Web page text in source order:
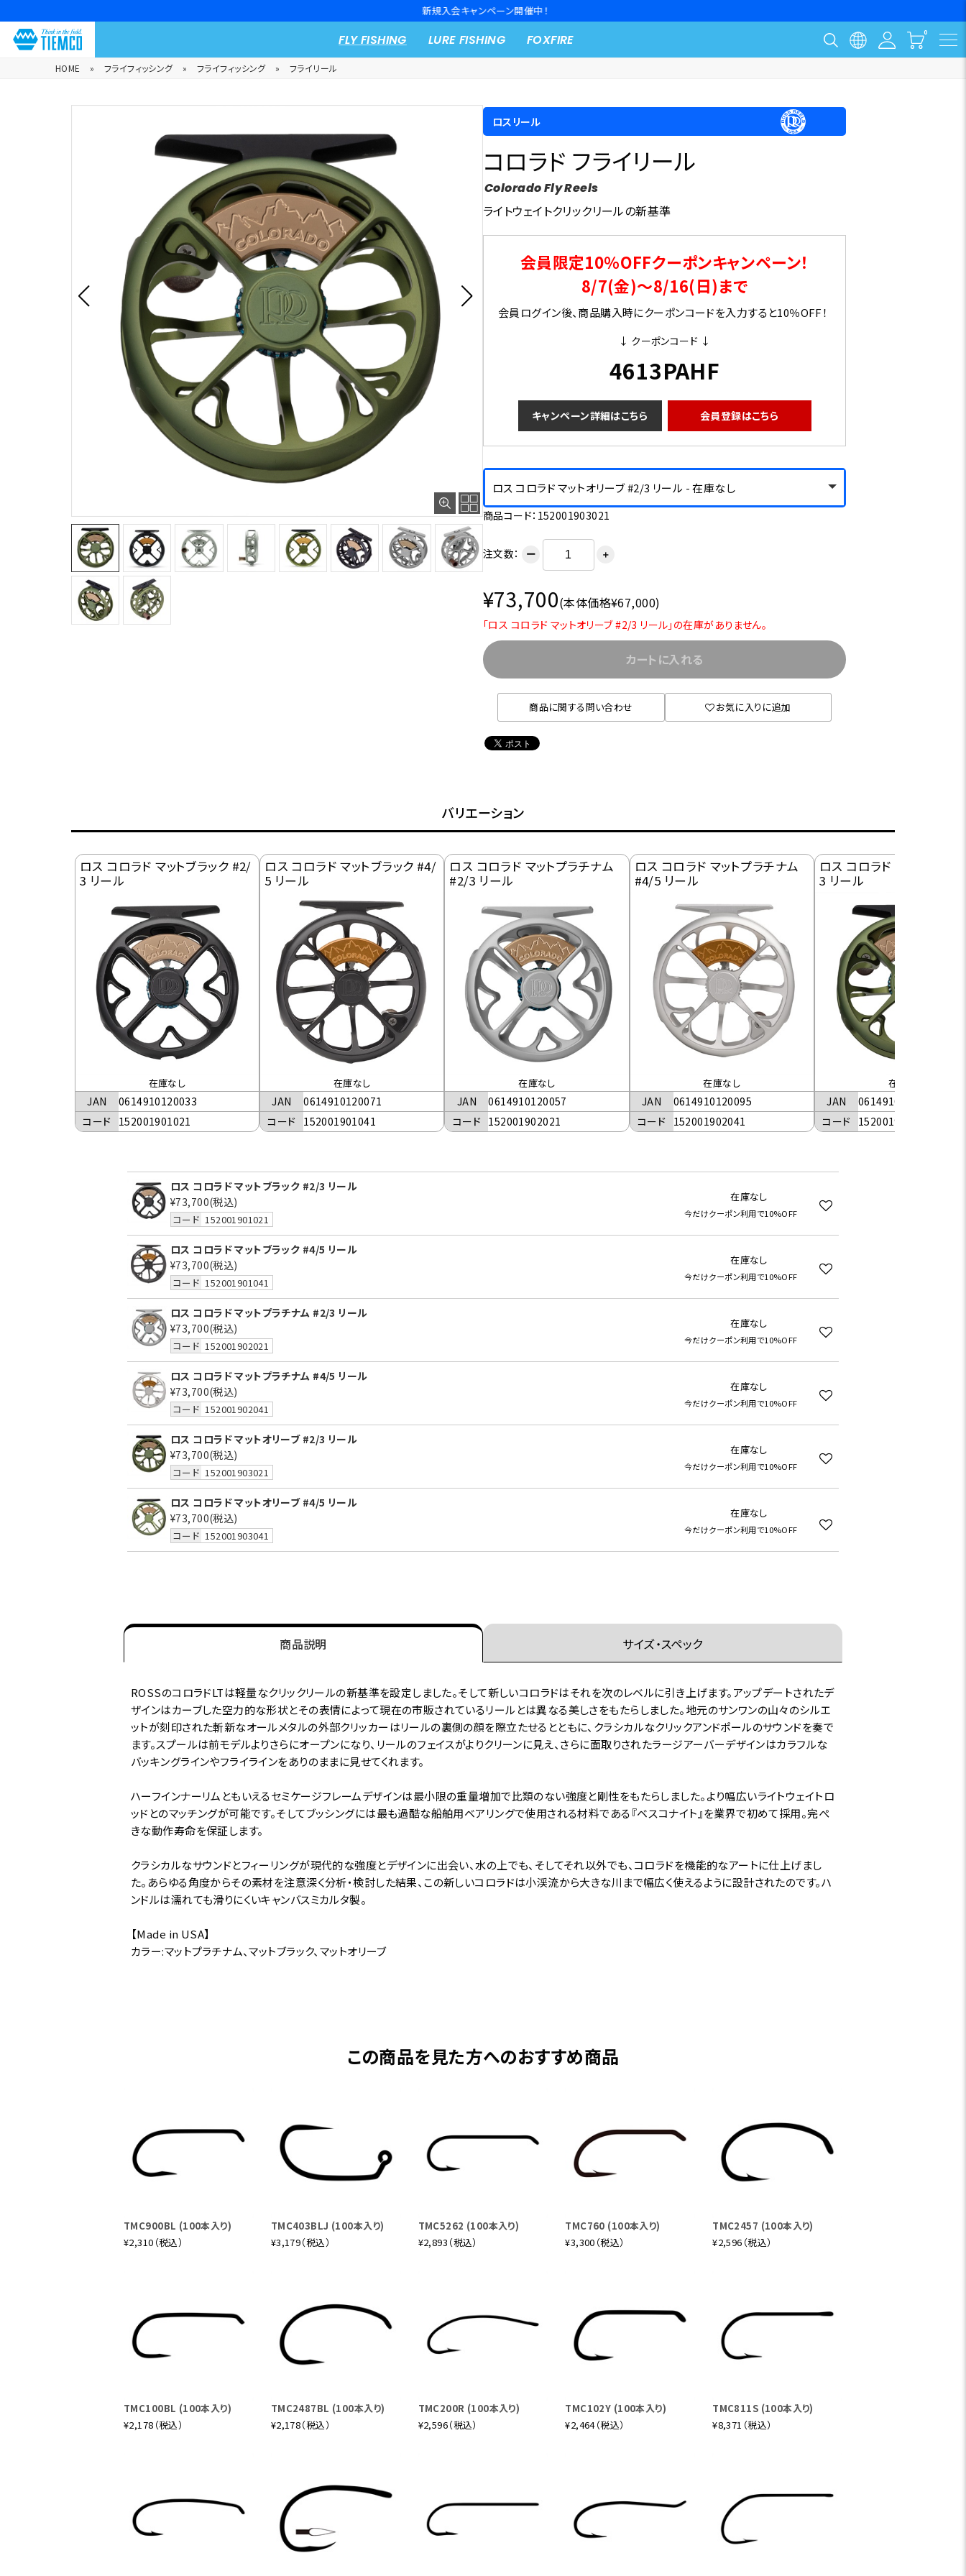
新規入会キャンペーン開催中！
FLY FISHING LURE FISHING FOXFIRE
HOME » フライフィッシング » フライフィッシング » フライリール
ロスリール
コロラド フライリール
Colorado Fly Reels
ライトウェイトクリックリールの新基準
会員限定10％OFFクーポンキャンペーン！
8/7(金)～8/16(日)まで
会員ログイン後、商品購入時にクーポンコードを入力すると10％OFF！
↓ クーポンコード ↓
4613PAHF
キャンペーン詳細はこちら 会員登録はこちら
ロス コロラド マットオリーブ #2/3 リール - 在庫なし
商品コード：152001903021
注文数： ー ＋
¥73,700(本体価格¥67,000)
「ロス コロラド マットオリーブ #2/3 リール」の在庫がありません。
カートに入れる
商品に関する問い合わせ お気に入りに追加
バリエーション
ロス コロラド マットブラック #2/
3 リール
在庫なし
JAN
0614910120033
コード 152001901021
ロス コロラド マットブラック #4/
5 リール
在庫なし
JAN
0614910120071
コード 152001901041
ロス コロラド マットプラチナム
#2/3 リール
在庫なし
JAN
0614910120057
コード 152001902021
ロス コロラド マットプラチナム
#4/5 リール
在庫なし
JAN
0614910120095
コード 152001902041
ロス コロラド マットオリ
3 リール
在庫なし
JAN
0614910120392
コード 152001903021
ロス コロラド マットブラック #2/3 リール
¥73,700(税込)
コード 152001901021
在庫なし
今だけクーポン利用で10%OFF
ロス コロラド マットブラック #4/5 リール
¥73,700(税込)
コード 152001901041
在庫なし
今だけクーポン利用で10%OFF
ロス コロラド マットプラチナム #2/3 リール
¥73,700(税込)
コード 152001902021
在庫なし
今だけクーポン利用で10%OFF
ロス コロラド マットプラチナム #4/5 リール
¥73,700(税込)
コード 152001902041
在庫なし
今だけクーポン利用で10%OFF
ロス コロラド マットオリーブ #2/3 リール
¥73,700(税込)
コード 152001903021
在庫なし
今だけクーポン利用で10%OFF
ロス コロラド マットオリーブ #4/5 リール
¥73,700(税込)
コード 152001903041
在庫なし
今だけクーポン利用で10%OFF
商品説明 サイズ・スペック
ROSSのコロラドLTは軽量なクリックリールの新基準を設定しました。そして新しいコロラドはそれを次のレベルに引き上げます。アップデートされたデ
ザインはカーブした空力的な形状とその表情によって現在の市販されているリールとは異なる美しさをもたらしました。地元のサンワンの山々のシルエ
ットが刻印された斬新なオールメタルの外部クリッカーはリールの裏側の顔を際立たせるとともに、クラシカルなクリックアンドポールのサウンドを奏で
ます。スプールは前モデルよりさらにオープンになり、リールのフェイスがよりクリーンに見え、さらに面取りされたラージアーバーデザインはカラフルな
バッキングラインやフライラインをありのままに見せてくれます。
ハーフインナーリムともいえるセミケージフレームデザインは最小限の重量増加で比類のない強度と剛性をもたらしました。より幅広いライトウェイトロ
ッドとのマッチングが可能です。そしてブッシングには最も過酷な船舶用ベアリングで使用される材料である『ベスコナイト』を業界で初めて採用。完ぺ
きな動作寿命を保証します。
クラシカルなサウンドとフィーリングが現代的な強度とデザインに出会い、水の上でも、そしてそれ以外でも、コロラドを機能的なアートに仕上げまし
た。あらゆる角度からその素材を注意深く分析・検討した結果、この新しいコロラドは小渓流から大きな川まで幅広く使えるように設計されたのです。ハ
ンドルは濡れても滑りにくいキャンバスミカルタ製。
【Made in USA】
カラー:マットプラチナム、マットブラック、マットオリーブ
この商品を見た方へのおすすめ商品
TMC900BL (100本入り)
¥2,310（税込）
TMC403BLJ (100本入り)
¥3,179（税込）
TMC5262 (100本入り)
¥2,893（税込）
TMC760 (100本入り)
¥3,300（税込）
TMC2457 (100本入り)
¥2,596（税込）
TMC100BL (100本入り)
¥2,178（税込）
TMC2487BL (100本入り)
¥2,178（税込）
TMC200R (100本入り)
¥2,596（税込）
TMC102Y (100本入り)
¥2,464（税込）
TMC811S (100本入り)
¥8,371（税込）